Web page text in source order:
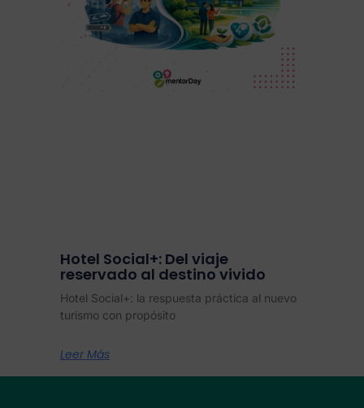
Hotel Social+: Del viaje
reservado al destino vivido
Hotel Social+: la respuesta práctica al nuevo
turismo con propósito
Leer Más